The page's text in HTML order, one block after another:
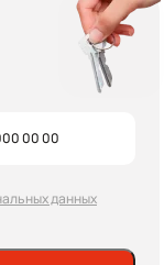
данных